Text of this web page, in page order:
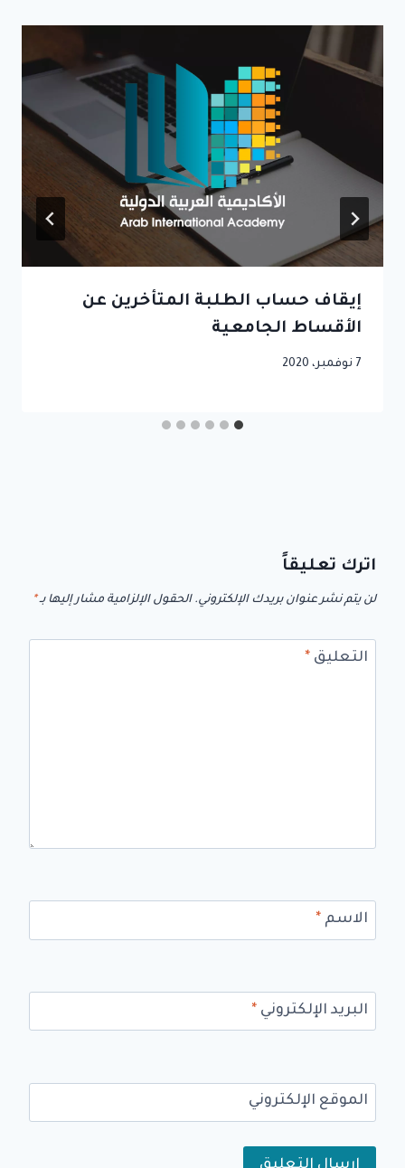
إيقاف حساب الطلبة المتأخرين عن
الأقساط الجامعية
7 نوفمبر، 2020
اترك تعليقاً
لن يتم نشر عنوان بريدك الإلكتروني. الحقول الإلزامية مشار إليها بـ*
التعليق *
الاسم *
البريد الإلكتروني *
الموقع الإلكتروني